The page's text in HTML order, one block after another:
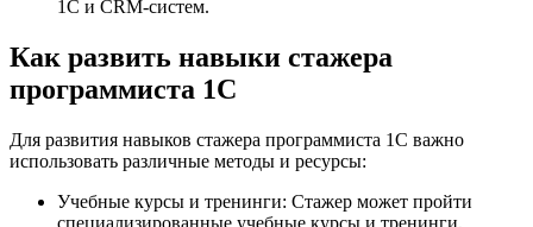
1С и CRM-систем.
Как развить навыки стажера
программиста 1С
Для развития навыков стажера программиста 1С важно
использовать различные методы и ресурсы:
Учебные курсы и тренинги: Стажер может пройти
специализированные учебные курсы и тренинги,